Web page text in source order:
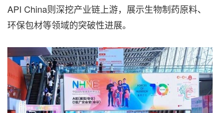
API China则深挖产业链上游，展示生物制药原料、
环保包材等领域的突破性进展。